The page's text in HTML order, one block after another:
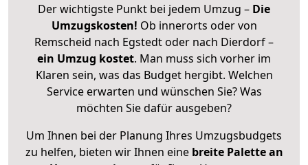
Der wichtigste Punkt bei jedem Umzug – Die
Umzugskosten! Ob innerorts oder von
Remscheid nach Egstedt oder nach Dierdorf –
ein Umzug kostet. Man muss sich vorher im
Klaren sein, was das Budget hergibt. Welchen
Service erwarten und wünschen Sie? Was
möchten Sie dafür ausgeben?
Um Ihnen bei der Planung Ihres Umzugsbudgets
zu helfen, bieten wir Ihnen eine breite Palette an